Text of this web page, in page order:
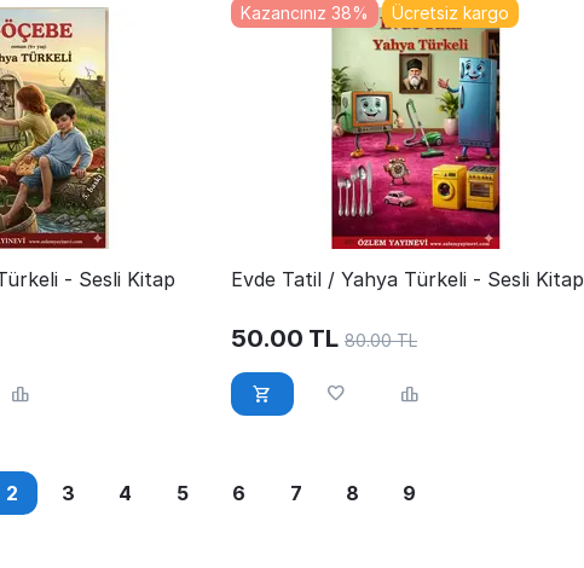
- Sesli Kitap
Ücretsiz kargo
Kazancınız 38%
Evde Tatil / Yahya Türkeli - Sesli Kitap
50.00 TL 80.00 TL
2 3 4 5 6 7 8 9